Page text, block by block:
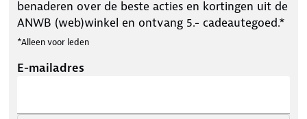
benaderen over de beste acties en kortingen uit de
ANWB (web)winkel en ontvang 5.- cadeautegoed.*
*Alleen voor leden
E-mailadres